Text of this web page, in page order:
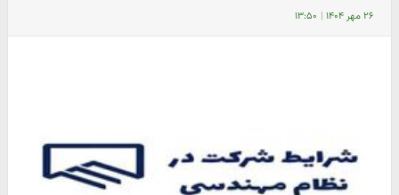
۲۶ مهر ۱۴۰۴ | ۱۳:۵۰